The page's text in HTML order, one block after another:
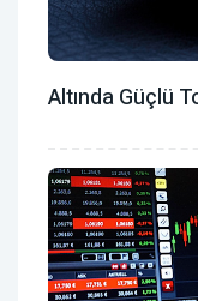
Altında Güçlü